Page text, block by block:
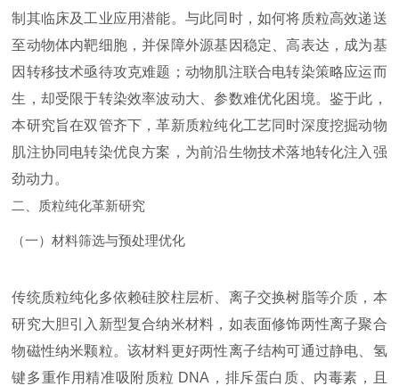
制其临床及工业应用潜能。与此同时，如何将质粒高效递送
至动物体内靶细胞，并保障外源基因稳定、高表达，成为基
因转移技术亟待攻克难题；动物肌注联合电转染策略应运而
生，却受限于转染效率波动大、参数难优化困境。鉴于此，
本研究旨在双管齐下，革新质粒纯化工艺同时深度挖掘动物
肌注协同电转染优良方案，为前沿生物技术落地转化注入强
劲动力。
二、质粒纯化革新研究
（一）材料筛选与预处理优化
传统质粒纯化多依赖硅胶柱层析、离子交换树脂等介质，本
研究大胆引入新型复合纳米材料，如表面修饰两性离子聚合
物磁性纳米颗粒。该材料更好两性离子结构可通过静电、氢
键多重作用精准吸附质粒 DNA，排斥蛋白质、内毒素，且